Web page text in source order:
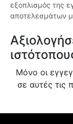
εξοπλισμός της
αποτελεσμάτων
Μόνο οι
σε αυτές τις